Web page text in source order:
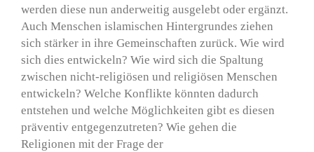
werden diese nun anderweitig ausgelebt oder ergänzt.
Auch Menschen islamischen Hintergrundes ziehen
sich stärker in ihre Gemeinschaften zurück. Wie wird
sich dies entwickeln? Wie wird sich die Spaltung
zwischen nicht-religiösen und religiösen Menschen
entwickeln? Welche Konflikte könnten dadurch
entstehen und welche Möglichkeiten gibt es diesen
präventiv entgegenzutreten? Wie gehen die
Religionen mit der Frage der